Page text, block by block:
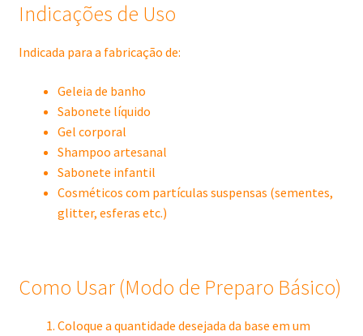
Indicações de Uso
Indicada para a fabricação de:
Geleia de banho
Sabonete líquido
Gel corporal
Shampoo artesanal
Sabonete infantil
Cosméticos com partículas suspensas (sementes,
glitter, esferas etc.)
Como Usar (Modo de Preparo Básico)
Coloque a quantidade desejada da base em um